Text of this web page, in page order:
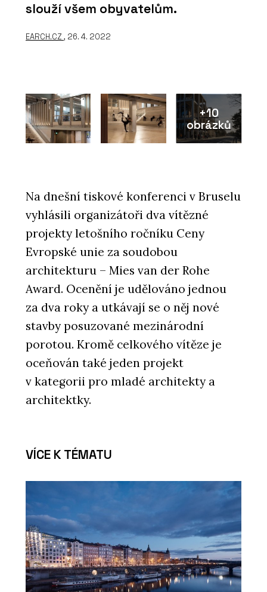
slouží všem obyvatelům.
EARCH.CZ , 26. 4. 2022
+10
obrázků
Na dnešní tiskové konferenci v Bruselu
vyhlásili organizátoři dva vítězné
projekty letošního ročníku Ceny
Evropské unie za soudobou
architekturu – Mies van der Rohe
Award. Ocenění je udělováno jednou
za dva roky a utkávají se o něj nové
stavby posuzované mezinárodní
porotou. Kromě celkového vítěze je
oceňován také jeden projekt
v kategorii pro mladé architekty a
architektky.
VÍCE K TÉMATU